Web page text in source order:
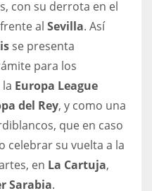
con su derrota en el
frente al Sevilla. Así
se presenta
para los
Europa League
del Rey, y como una
que en caso
celebrar su vuelta a la
en La Cartuja,
Sarabia.